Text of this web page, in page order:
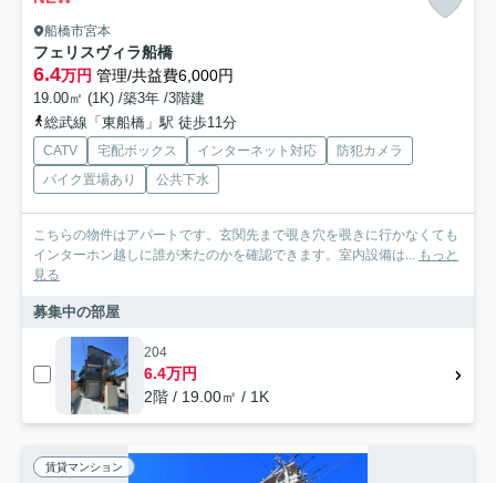
船橋市宮本
フェリスヴィラ船橋
6.4万円 管理/共益費6,000円
19.00㎡ (1K) /築3年 /3階建
総武線「東船橋」駅 徒歩11分
CATV 宅配ボックス インターネット対応
防犯カメラ
バイク置場あり
公共下水
こちらの物件はアパートです。玄関先まで覗き穴を覗きに行かなくても
インターホン越しに誰が来たのかを確認できます。室内設備は...
もっと
見る
募集中の部屋
204
6.4万円
2階 / 19.00㎡ / 1K
賃貸マンション